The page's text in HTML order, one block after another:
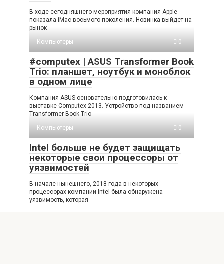
В ходе сегодняшнего мероприятия компания Apple
показала iMac восьмого поколения. Новинка выйдет на
рынок
Компьютеры
0
#computex | ASUS Transformer Book
Trio: планшет, ноутбук и моноблок
в одном лице
Компания ASUS основательно подготовилась к
выставке Computex 2013. Устройство под названием
Transformer Book Trio
Компьютеры
0
Intel больше не будет защищать
некоторые свои процессоры от
уязвимостей
В начале нынешнего, 2018 года в некоторых
процессорах компании Intel была обнаружена
уязвимость, которая